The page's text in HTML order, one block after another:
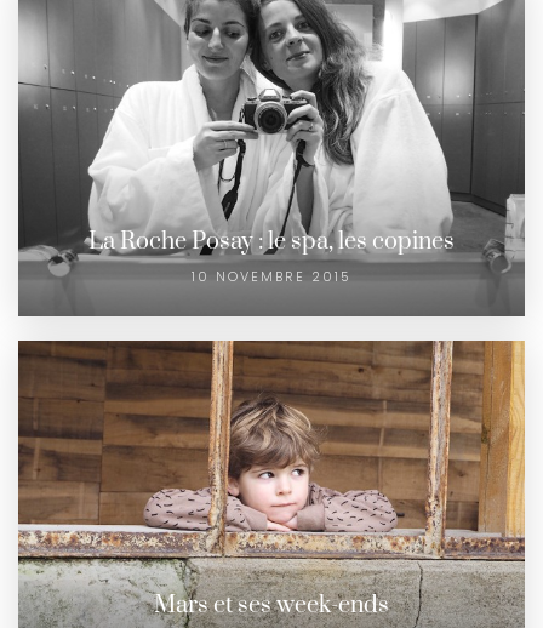
La Roche Posay : le spa, les copines
10 NOVEMBRE 2015
Mars et ses week-ends